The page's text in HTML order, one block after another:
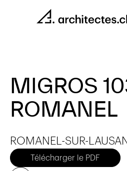
MIGROS
ROMANEL
ROMANEL-SUR-
Télécharger le PDF